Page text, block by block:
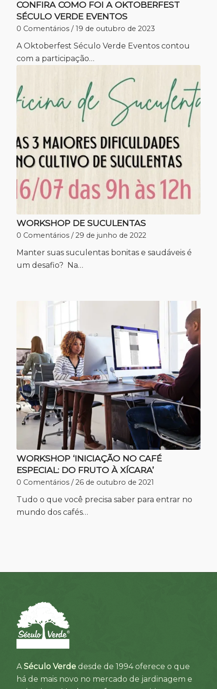
CONFIRA COMO FOI A OKTOBERFEST
SÉCULO VERDE EVENTOS
0 Comentários / 19 de outubro de 2023
A Oktoberfest Século Verde Eventos contou
com a participação…
WORKSHOP DE SUCULENTAS
0 Comentários / 29 de junho de 2022
Manter suas suculentas bonitas e saudáveis é
um desafio? Na…
WORKSHOP ‘INICIAÇÃO NO CAFÉ
ESPECIAL: DO FRUTO À XÍCARA’
0 Comentários / 26 de outubro de 2021
Tudo o que você precisa saber para entrar no
mundo dos cafés…
A Século Verdedesde de 1994 oferece o que
há de mais novo no mercado de jardinagem e